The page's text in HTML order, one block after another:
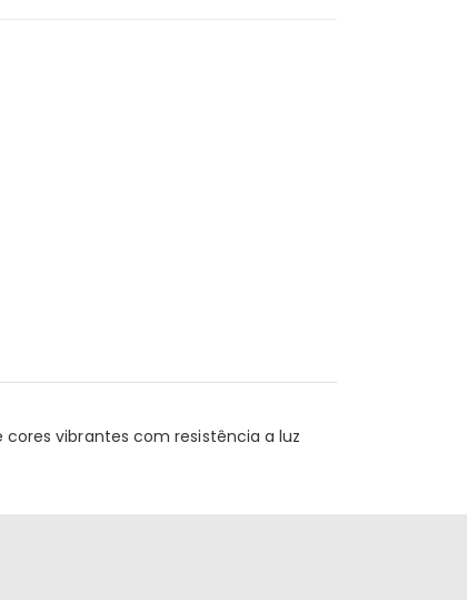
vibrantes com resistência a luz